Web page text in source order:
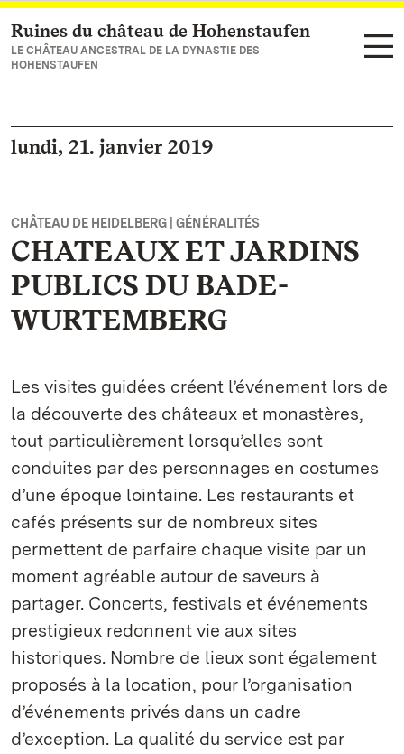
Vers la page d’accueil
Ruines du château de Hohenstaufen
LE CHÂTEAU ANCESTRAL DE LA DYNASTIE DES
HOHENSTAUFEN
lundi, 21. janvier 2019
CHÂTEAU DE HEIDELBERG | GÉNÉRALITÉS
CHATEAUX ET JARDINS
PUBLICS DU BADE-
WURTEMBERG
Les visites guidées créent l’événement lors de
la découverte des châteaux et monastères,
tout particulièrement lorsqu’elles sont
conduites par des personnages en costumes
d’une époque lointaine. Les restaurants et
cafés présents sur de nombreux sites
permettent de parfaire chaque visite par un
moment agréable autour de saveurs à
partager. Concerts, festivals et événements
prestigieux redonnent vie aux sites
historiques. Nombre de lieux sont également
proposés à la location, pour l’organisation
d’événements privés dans un cadre
d’exception. La qualité du service est par